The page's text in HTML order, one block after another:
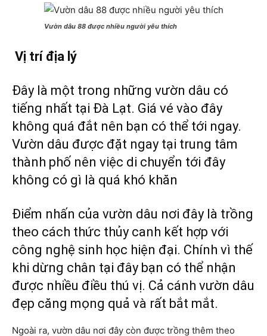
Vườn dâu 88 được nhiều người yêu thích
Vị trí địa lý
Đây là một trong những vườn dâu có
tiếng nhất tại Đà Lạt. Giá vé vào đây
không quá đắt nên bạn có thể tới ngay.
Vườn dâu được đặt ngay tại trung tâm
thành phố nên việc di chuyển tới đây
không có gì là quá khó khăn
Điểm nhấn của vườn dâu nơi đây là trồng
theo cách thức thủy canh kết hợp với
công nghệ sinh học hiện đại. Chính vì thế
khi dừng chân tại đây bạn có thể nhận
được nhiều điều thú vị. Cả cánh vườn dâu
đẹp căng mọng quả và rất bắt mắt.
Ngoài ra, vườn dâu nơi đây còn được trồng thêm theo